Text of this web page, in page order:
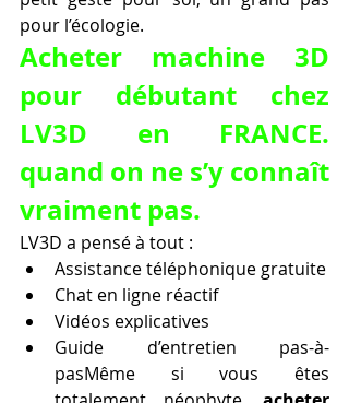
pour l’écologie.
Acheter machine 3D
pour débutant chez
LV3D en FRANCE.
quand on ne s’y connaît
vraiment pas.
LV3D a pensé à tout :
Assistance téléphonique gratuite
Chat en ligne réactif
Vidéos explicatives
Guide d’entretien pas-à-
pasMême si vous êtes